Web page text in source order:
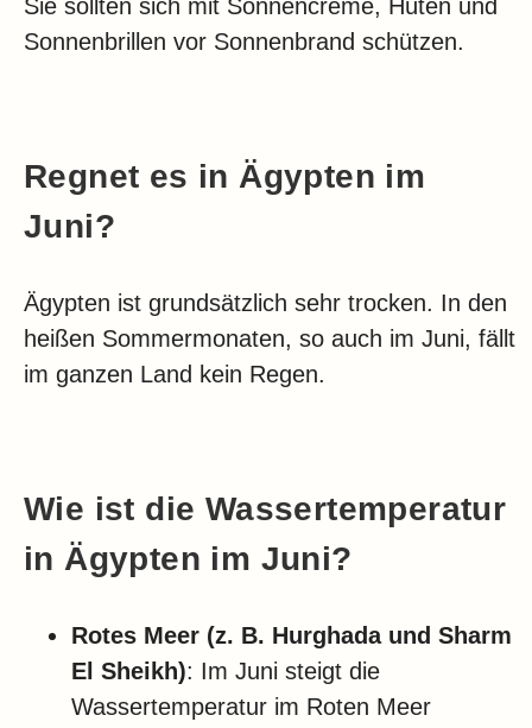
Sie sollten sich mit Sonnencreme, Hüten und
Sonnenbrillen vor Sonnenbrand schützen.
Regnet es in Ägypten im
Juni?
Ägypten ist grundsätzlich sehr trocken. In den
heißen Sommermonaten, so auch im Juni, fällt
im ganzen Land kein Regen.
Wie ist die Wassertemperatur
in Ägypten im Juni?
Rotes Meer (z. B. Hurghada und Sharm
El Sheikh): Im Juni steigt die
Wassertemperatur im Roten Meer